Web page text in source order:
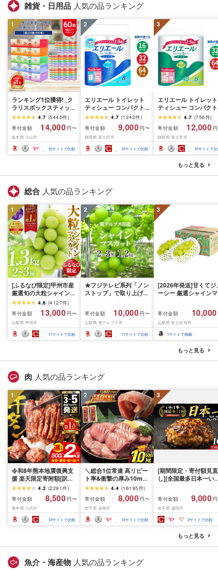
雑貨・日用品 人気の品ランキング
1
ランキング1位獲得! _ク
ラリスボックスティッシ
ュ60箱(1箱220組(440
枚))(5個入り×12セット)_
ティッシュ ティッシュ
ペーパー 日用品 常備品
生活用品 まとめ買い [配
送不可地域:離島・沖縄
4.7 (5445件)
寄付金額
14,000 円〜
栃木県 小山市
10サイトで比較
2
エリエール トイレット
ティシュー コンパクト
シングル [個数が選べ
る:16・32・64 ロール]
1.5倍巻 82.5m トイレッ
トペーパー シングル パ
ルプ100% 香りつき 日用
品 消耗品 備蓄 ふるさと
4.7 (1242件)
寄付金額
9,000 円〜
静岡県 富士宮市
10サイトで比較
3
エリエール トイレット
ティシュー コンパクト
ダブル [選べるロール
数:32・64 ロール] 1.5
巻 45m トイレットペ
パー ダブル パルプ
香りつき 日用品 消耗
備蓄 ふるさと納税 ふ
さと 送料無料 静岡県
4.7 (756件)
寄付金額
12,000
静岡県 富士宮市
10サイトで
もっと見る
総合 人気の品ランキング
1
[ふるなび限定]甲州市産
厳選旬の大粒シャインマ
スカット 約1.3kg 2〜3
房[2026年発送]
(MG)B12-472 FN-
Limited-VO シャインマ
スカット フルーツ
4.6 (4127件)
寄付金額
13,000 円〜
山梨県 甲州市
11サイトで比較
2
★フジテレビ系列「ノン
ストップ」で取り上げら
先行予約]南アルプス市
産シャインマスカット
1.2kg以上(2〜3房)ふる
さと納税 おすすめ 山梨
県 南アルプス市 送料無
寄付金額 10,000 円〜
山梨県 南アルプス市
11サイトで比較
3
[2026年発送]甘くてジ
ーシー 厳選シャインマ
月前半(1〜15日)から
月下旬までの発送) フ
ーツ ぶどう 果物 山梨
産 2026 旬 大粒 高級
寄付金額 10,000
山梨県 富士吉田市
1サイトで掲載
もっと見る
肉 人気の品ランキング
1
令和8年熊本地震復興支
援 楽天限定寄附額[訳あ
り]牛タン 500g〜2kg 肉
牛肉 訳あり 牛タン 冷凍
小分け 厚切り 薄切り 食
べ比べ 500g 1kg 1.5kg
2kg 牛 人気 ビーフ 牛た
ん ふるさと納税 ランキ
4.2 (2291件)
寄付金額
8,500 円〜
熊本県 八代市
13サイトで比較
2
＼総合1位常連 高リピー
ト率&衝撃の厚み10mm
厚切り牛タン 塩味/ ≪ス
ピード発送!!10営業日以
内発送≫ 選べる内容量
500g / 1kg 定期便 毎月
届く 牛肉 肉 BBQ ふるさ
と 人気 ランキング 岩手
4.4 (16195件)
寄付金額
8,000 円〜
岩手県 花巻市
15サイトで比較
3
[期間限定・寄付額見直
し][全国最多日本一い
1.5kg(150g×10個) い
て牛 × 岩中豚 ハンバー
グ 合挽き 合い挽き 黒
和牛 人気 冷凍 個包装
分け 冷凍 牛肉 豚肉 和
ビーフ ポーク はんば
ぐ 挽肉 お肉 ミンチ 肉
お弁当 hannba-gu ラ
寄付金額 9,000
岩手県 盛岡市
3サイトで比較
もっと見る
魚介・海産物 人気の品ランキング